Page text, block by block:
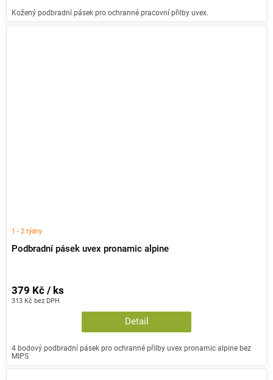
Kožený podbradní pásek pro ochranné pracovní přilby uvex.
Podbradní pásek uvex pronamic alpine
1 - 2 týdny
313 Kč bez DPH
379 Kč / ks
Detail
4 bodový podbradní pásek pro ochranné přilby uvex pronamic alpine bez
MIPS